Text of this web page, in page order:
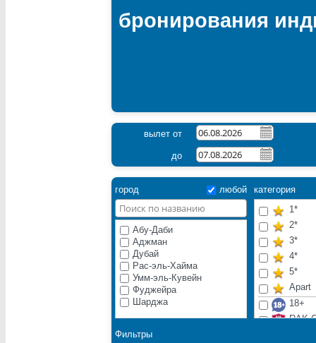
бронирования
вылет от
до
город любой
Абу-Даби
Аджман
Дубай
Рас-эль-Хайма
Умм-эль-Кувейн
Фуджейра
Шарджа
категория
1*
2*
3*
4*
5*
Apart
18+
RAK
Фильтры